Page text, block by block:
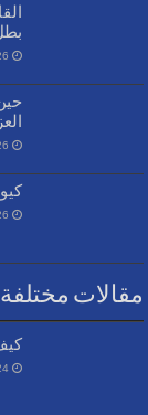
مقالات مختلفة